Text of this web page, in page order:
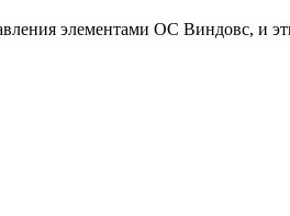
элементами ОС Виндовс, и